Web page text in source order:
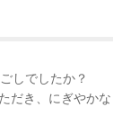
しでしたか？
だき、にぎやかな